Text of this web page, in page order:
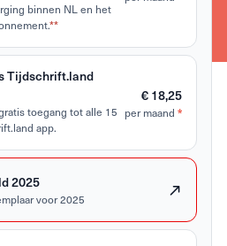
binnen NL en het
**
Tijdschrift.land
toegang tot alle 15
app.
€ 18,25
per maand *
2025
voor 2025